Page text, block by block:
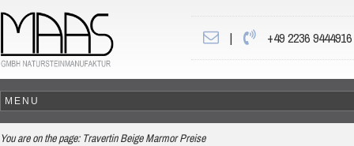
| +49 2236 9444916
You are on the page: Travertin Beige Marmor Preise